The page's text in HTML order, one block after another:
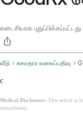
கடைசியாக புதுப்பிக்கப்பட்டது
வீடு சுகாதார வலைப்பதிவு
c
Medical Disclaimer: This article is
immediately.